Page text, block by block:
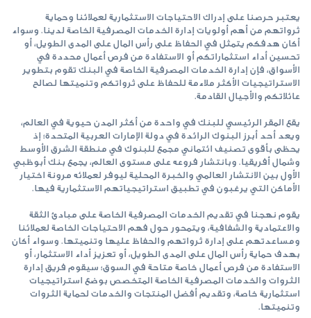
يعتبر حرصنا على إدراك الاحتياجات الاستثمارية لعملائنا وحماية
ثرواتهم من أهم أولويات إدارة الخدمات المصرفية الخاصة لدينا. وسواء
أكان هدفكم يتمثل في الحفاظ على رأس المال على المدى الطويل، أو
تحسين أداء استثماراتكم أو الاستفادة من فرص أعمال محددة في
الأسواق، فإن إدارة الخدمات المصرفية الخاصة في البنك تقوم بتطوير
الاستراتيجيات الأكثر ملاءمة للحفاظ على ثرواتكم وتنميتها لصالح
عائلاتكم والأجيال القادمة.
يقع المقر الرئيسي للبنك في واحدة من أكثر المدن حيوية في العالم،
ويعد أحد أبرز البنوك الرائدة في دولة الإمارات العربية المتحدة؛ إذ
يحظى بأقوى تصنيف ائتماني مجمع للبنوك في منطقة الشرق الأوسط
وشمال أفريقيا. وبانتشار فروعه على مستوى العالم، يجمع بنك أبوظبي
الأول بين الانتشار العالمي والخبرة المحلية ليوفر لعملائه مرونة اختيار
الأماكن التي يرغبون في تطبيق استراتيجياتهم الاستثمارية فيها.
يقوم نهجنا في تقديم الخدمات المصرفية الخاصة على مبادئ الثقة
والاعتمادية والشفافية، ويتمحور حول فهم الاحتياجات الخاصة لعملائنا
ومساعدتهم على إدارة ثرواتهم والحفاظ عليها وتنميتها. وسواء أكان
بهدف حماية رأس المال على المدى الطويل، أو تعزيز أداء الاستثمار، أو
الاستفادة من فرص أعمال خاصة متاحة في السوق؛ سيقوم فريق إدارة
الثروات والخدمات المصرفية الخاصة المتخصص بوضع استراتيجيات
استثمارية خاصة، وتقديم أفضل المنتجات والخدمات لحماية الثروات
وتنميتها.